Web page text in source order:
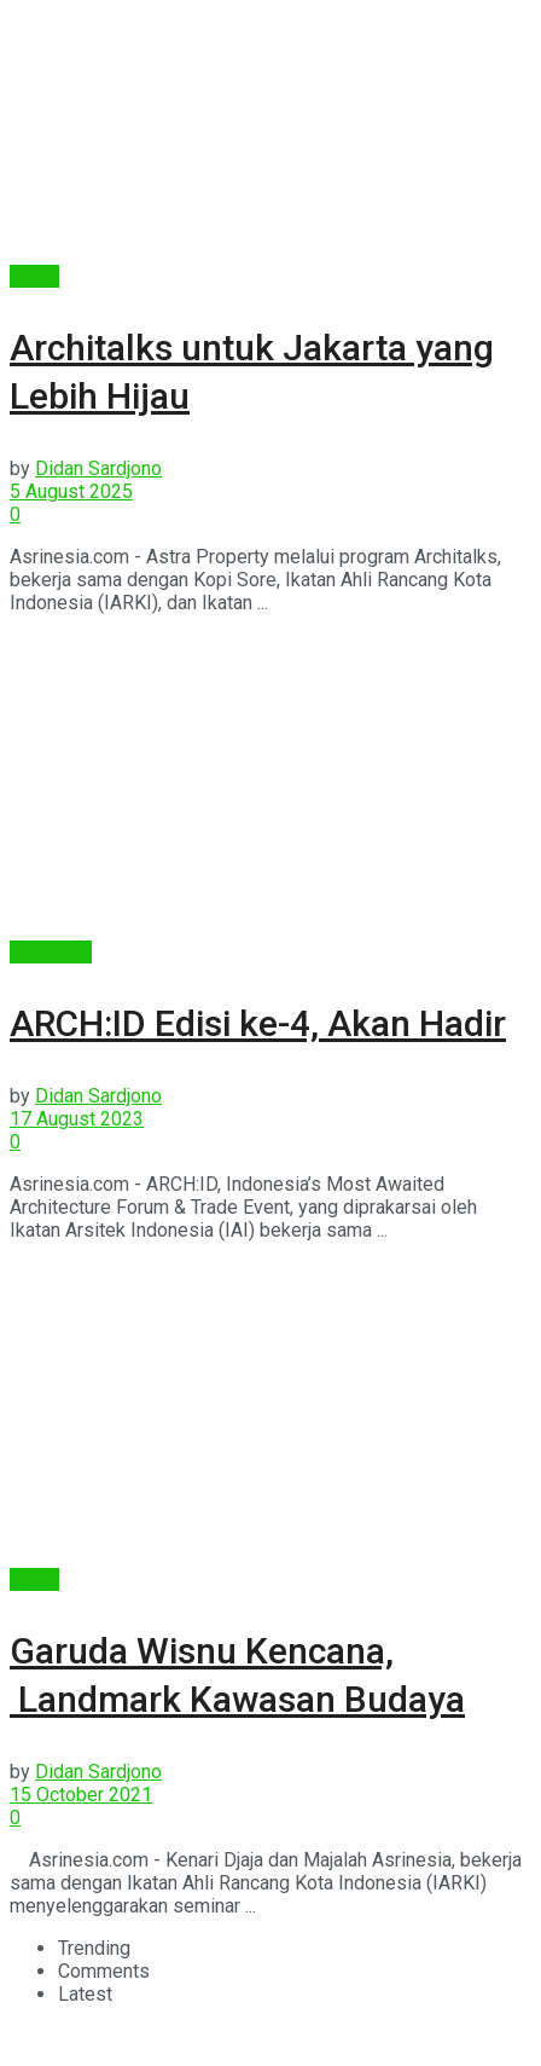
Architalks untuk Jakarta yang
Lebih Hijau
by Didan Sardjono
5 August 2025
0
Asrinesia.com - Astra Property melalui program Architalks,
bekerja sama dengan Kopi Sore, Ikatan Ahli Rancang Kota
Indonesia (IARKI), dan Ikatan ...
ARCH:ID Edisi ke-4, Akan Hadir
by Didan Sardjono
17 August 2023
0
Asrinesia.com - ARCH:ID, Indonesia’s Most Awaited
Architecture Forum & Trade Event, yang diprakarsai oleh
Ikatan Arsitek Indonesia (IAI) bekerja sama ...
Garuda Wisnu Kencana,
Landmark Kawasan Budaya
by Didan Sardjono
15 October 2021
0
Asrinesia.com - Kenari Djaja dan Majalah Asrinesia, bekerja
sama dengan Ikatan Ahli Rancang Kota Indonesia (IARKI)
menyelenggarakan seminar ...
Trending
Comments
Latest